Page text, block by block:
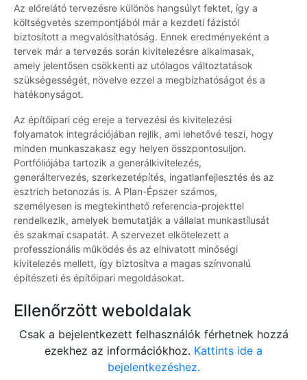
Az előrelátó tervezésre különös hangsúlyt fektet, így a
költségvetés szempontjából már a kezdeti fázistól
biztosított a megvalósíthatóság. Ennek eredményeként a
tervek már a tervezés során kivitelezésre alkalmasak,
amely jelentősen csökkenti az utólagos változtatások
szükségességét, növelve ezzel a megbízhatóságot és a
hatékonyságot.
Az építőipari cég ereje a tervezési és kivitelezési
folyamatok integrációjában rejlik, ami lehetővé teszi, hogy
minden munkaszakasz egy helyen összpontosuljon.
Portfóliójába tartozik a generálkivitelezés,
generáltervezés, szerkezetépítés, ingatlanfejlesztés és az
esztrich betonozás is. A Plan-Épszer számos,
személyesen is megtekinthető referencia-projekttel
rendelkezik, amelyek bemutatják a vállalat munkastílusát
és szakmai csapatát. A szervezet elkötelezett a
professzionális működés és az elhivatott minőségi
kivitelezés mellett, így biztosítva a magas színvonalú
építészeti és építőipari megoldásokat.
Ellenőrzött weboldalak
Csak a bejelentkezett felhasználók férhetnek hozzá
ezekhez az információkhoz. Kattints ide a
bejelentkezéshez.